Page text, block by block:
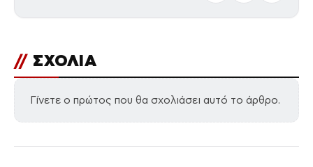
// ΣΧΟΛΙΑ
Γίνετε ο πρώτος που θα σχολιάσει αυτό το άρθρο.